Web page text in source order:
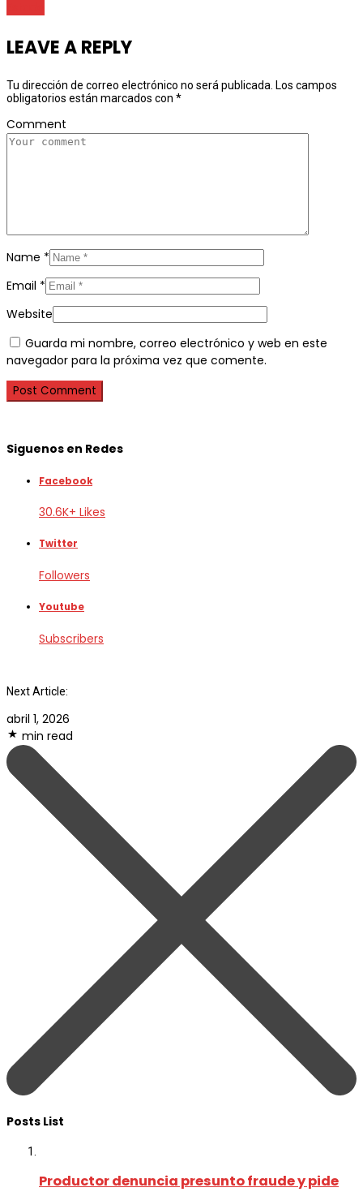
LEAVE A REPLY
Tu dirección de correo electrónico no será publicada. Los campos
obligatorios están marcados con *
Comment
Name *
Email *
Website
Guarda mi nombre, correo electrónico y web en este
navegador para la próxima vez que comente.
Siguenos en Redes
Facebook
30.6K+ Likes
Twitter
Followers
Youtube
Subscribers
Next Article:
abril 1, 2026
min read
Posts List
Productor denuncia presunto fraude y pide